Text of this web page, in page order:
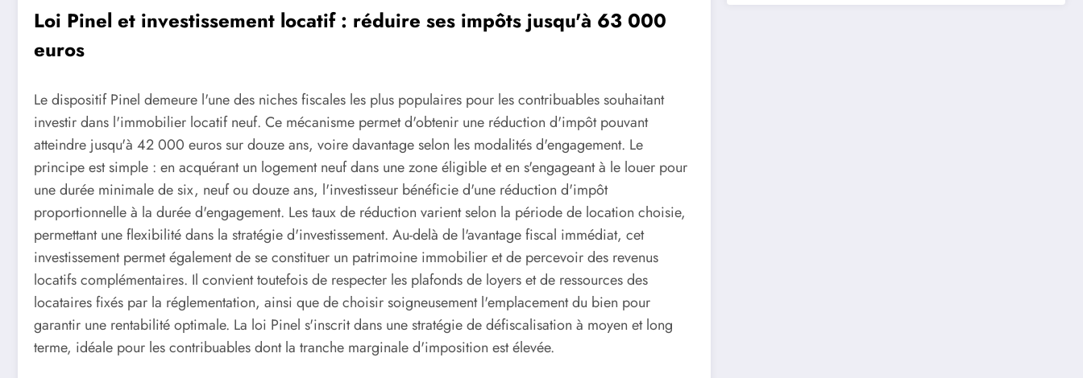
Loi Pinel et investissement locatif : réduire ses impôts jusqu'à 63 000
euros
Le dispositif Pinel demeure l'une des niches fiscales les plus populaires pour les contribuables souhaitant
investir dans l'immobilier locatif neuf. Ce mécanisme permet d'obtenir une réduction d'impôt pouvant
atteindre jusqu'à 42 000 euros sur douze ans, voire davantage selon les modalités d'engagement. Le
principe est simple : en acquérant un logement neuf dans une zone éligible et en s'engageant à le louer pour
une durée minimale de six, neuf ou douze ans, l'investisseur bénéficie d'une réduction d'impôt
proportionnelle à la durée d'engagement. Les taux de réduction varient selon la période de location choisie,
permettant une flexibilité dans la stratégie d'investissement. Au-delà de l'avantage fiscal immédiat, cet
investissement permet également de se constituer un patrimoine immobilier et de percevoir des revenus
locatifs complémentaires. Il convient toutefois de respecter les plafonds de loyers et de ressources des
locataires fixés par la réglementation, ainsi que de choisir soigneusement l'emplacement du bien pour
garantir une rentabilité optimale. La loi Pinel s'inscrit dans une stratégie de défiscalisation à moyen et long
terme, idéale pour les contribuables dont la tranche marginale d'imposition est élevée.